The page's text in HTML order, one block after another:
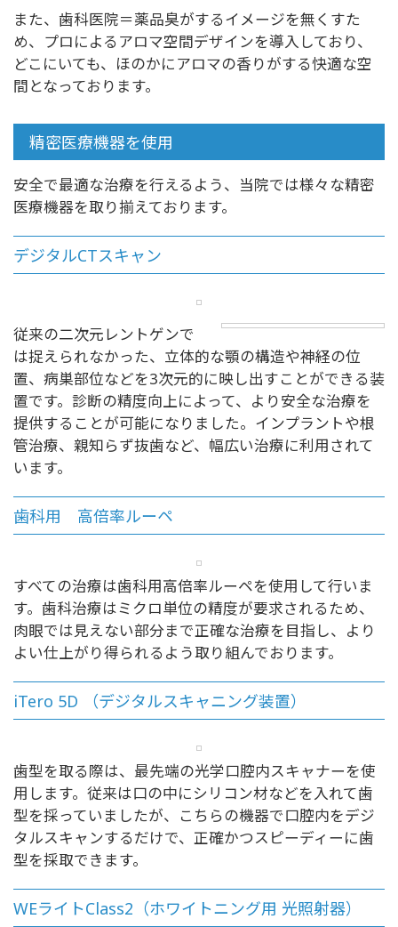
また、歯科医院＝薬品臭がするイメージを無くすた
め、プロによるアロマ空間デザインを導入しており、
どこにいても、ほのかにアロマの香りがする快適な空
間となっております。
精密医療機器を使用
安全で最適な治療を行えるよう、当院では様々な精密
医療機器を取り揃えております。
デジタルCTスキャン
従来の二次元レントゲンで
は捉えられなかった、立体的な顎の構造や神経の位
置、病巣部位などを3次元的に映し出すことができる装
置です。診断の精度向上によって、より安全な治療を
提供することが可能になりました。インプラントや根
管治療、親知らず抜歯など、幅広い治療に利用されて
います。
歯科用 高倍率ルーペ
すべての治療は歯科用高倍率ルーペを使用して行いま
す。歯科治療はミクロ単位の精度が要求されるため、
肉眼では見えない部分まで正確な治療を目指し、より
よい仕上がり得られるよう取り組んでおります。
iTero 5D （デジタルスキャニング装置）
歯型を取る際は、最先端の光学口腔内スキャナーを使
用します。従来は口の中にシリコン材などを入れて歯
型を採っていましたが、こちらの機器で口腔内をデジ
タルスキャンするだけで、正確かつスピーディーに歯
型を採取できます。
WEライトClass2（ホワイトニング用 光照射器）